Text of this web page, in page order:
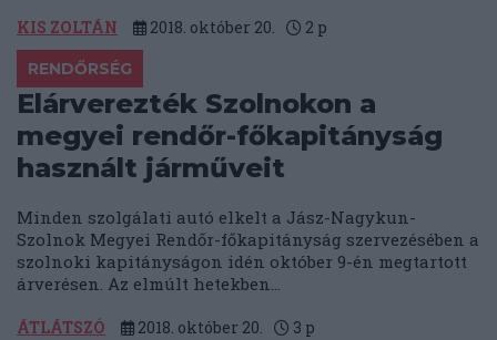
KIS ZOLTÁN 2018. október 20. 2 p
RENDŐRSÉG
Elárverezték Szolnokon a
megyei rendőr-főkapitányság
használt járműveit
Minden szolgálati autó elkelt a Jász-Nagykun-
Szolnok Megyei Rendőr-főkapitányság szervezésében a
szolnoki kapitányságon idén október 9-én megtartott
árverésen. Az elmúlt hetekben...
ÁTLÁTSZÓ 2018. október 20. 3 p